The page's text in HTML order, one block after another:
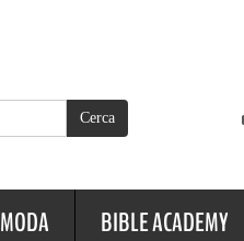
MODA BIBLE ACADEMY